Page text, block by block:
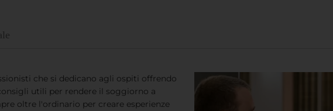
che si dedicano agli ospiti offrendo
utili per rendere il soggiorno a
oltre l'ordinario per creare esperienze